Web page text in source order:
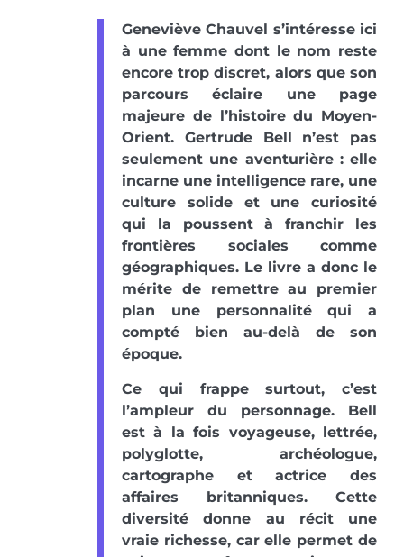
Geneviève Chauvel s’intéresse ici
à une femme dont le nom reste
encore trop discret, alors que son
parcours éclaire une page
majeure de l’histoire du Moyen-
Orient. Gertrude Bell n’est pas
seulement une aventurière : elle
incarne une intelligence rare, une
culture solide et une curiosité
qui la poussent à franchir les
frontières sociales comme
géographiques. Le livre a donc le
mérite de remettre au premier
plan une personnalité qui a
compté bien au-delà de son
époque.
Ce qui frappe surtout, c’est
l’ampleur du personnage. Bell
est à la fois voyageuse, lettrée,
polyglotte, archéologue,
cartographe et actrice des
affaires britanniques. Cette
diversité donne au récit une
vraie richesse, car elle permet de